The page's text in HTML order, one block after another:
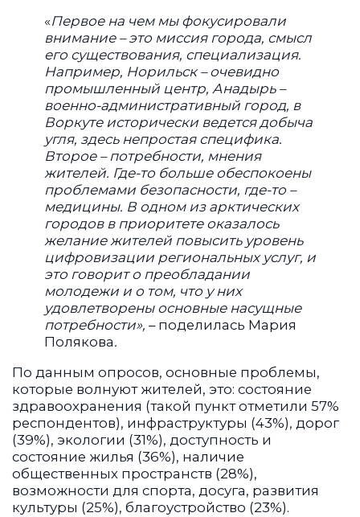
«Первое на чем мы фокусировали
внимание – это миссия города, смысл
его существования, специализация.
Например, Норильск – очевидно
промышленный центр, Анадырь –
военно-административный город, в
Воркуте исторически ведется добыча
угля, здесь непростая специфика.
Второе – потребности, мнения
жителей. Где-то больше обеспокоены
проблемами безопасности, где-то –
медицины. В одном из арктических
городов в приоритете оказалось
желание жителей повысить уровень
цифровизации региональных услуг, и
это говорит о преобладании
молодежи и о том, что у них
удовлетворены основные насущные
потребности», – поделилась Мария
Полякова.
По данным опросов, основные проблемы,
которые волнуют жителей, это: состояние
здравоохранения (такой пункт отметили 57%
респондентов), инфраструктуры (43%), дорог
(39%), экологии (31%), доступность и
состояние жилья (36%), наличие
общественных пространств (28%),
возможности для спорта, досуга, развития
культуры (25%), благоустройство (23%).